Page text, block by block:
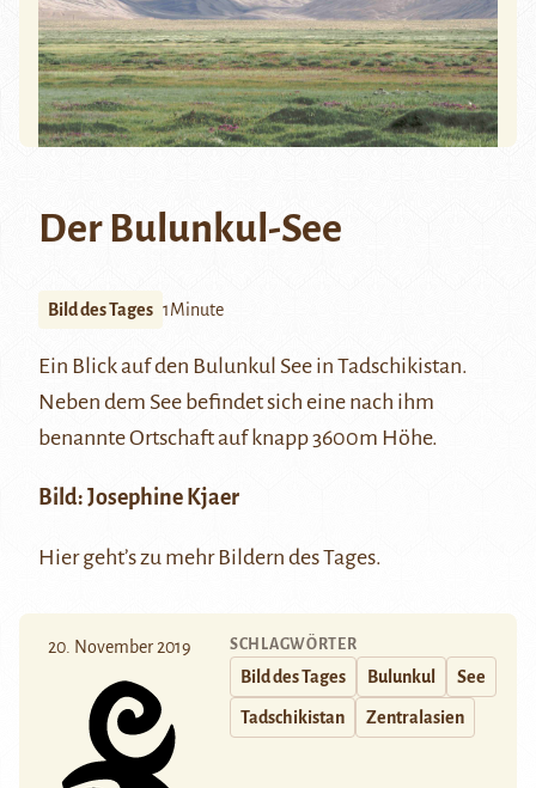
Der Bulunkul-See
Bild des Tages 1Minute
Ein Blick auf den Bulunkul See in Tadschikistan.
Neben dem See befindet sich eine nach ihm
benannte Ortschaft auf knapp 3600m Höhe.
Bild: Josephine Kjaer
Hiergeht’s zu mehr Bildern des Tages.
20. November 2019 SCHLAGWÖRTER
Bild des Tages Bulunkul See
Tadschikistan Zentralasien